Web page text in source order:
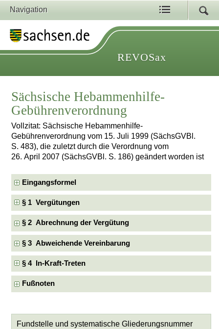
Navigation
REVOSax
Sächsische Hebammenhilfe-
Gebührenverordnung
Vollzitat: Sächsische Hebammenhilfe-
Gebührenverordnung vom 15. Juli 1999 (SächsGVBl.
S. 483), die zuletzt durch die Verordnung vom
26. April 2007 (SächsGVBl. S. 186) geändert worden ist
Eingangsformel
§ 1 Vergütungen
§ 2 Abrechnung der Vergütung
§ 3 Abweichende Vereinbarung
§ 4 In-Kraft-Treten
Fußnoten
Fundstelle und systematische Gliederungsnummer